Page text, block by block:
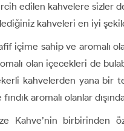
edilen kahvelere sizler
kahveleri en iyi
içime sahip ve aromalı
olan içecekleri de
kahvelerden yana bir
fındık aromalı olanlar
Kahve’nin birbirinden